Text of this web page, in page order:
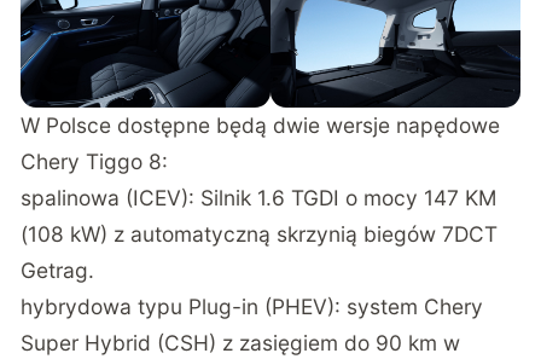
W Polsce dostępne będą dwie wersje napędowe
Chery Tiggo 8:
spalinowa (ICEV): Silnik 1.6 TGDI o mocy 147 KM
(108 kW) z automatyczną skrzynią biegów 7DCT
Getrag.
hybrydowa typu Plug-in (PHEV): system Chery
Super Hybrid (CSH) z zasięgiem do 90 km w